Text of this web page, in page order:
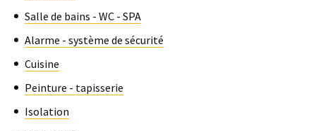
Salle de bains - WC - SPA
Alarme - système de sécurité
Cuisine
Peinture - tapisserie
Isolation